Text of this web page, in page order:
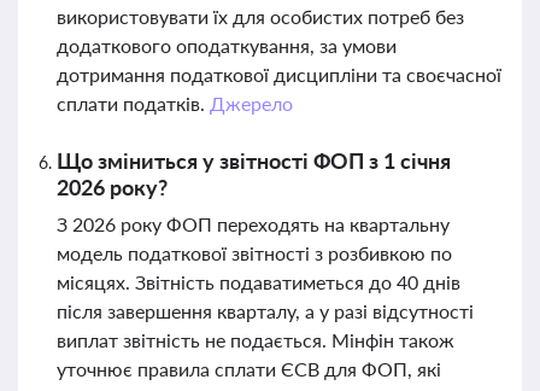
використовувати їх для особистих потреб без
додаткового оподаткування, за умови
дотримання податкової дисципліни та своєчасної
сплати податків. Джерело
Що зміниться у звітності ФОП з 1 січня
2026 року?
З 2026 року ФОП переходять на квартальну
модель податкової звітності з розбивкою по
місяцях. Звітність подаватиметься до 40 днів
після завершення кварталу, а у разі відсутності
виплат звітність не подається. Мінфін також
уточнює правила сплати ЄСВ для ФОП, які